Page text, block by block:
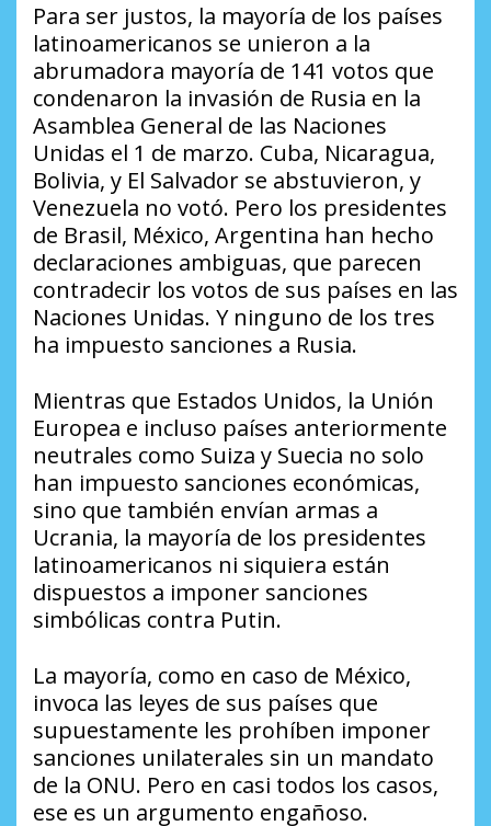
Para ser justos, la mayoría de los países
latinoamericanos se unieron a la
abrumadora mayoría de 141 votos que
condenaron la invasión de Rusia en la
Asamblea General de las Naciones
Unidas el 1 de marzo. Cuba, Nicaragua,
Bolivia, y El Salvador se abstuvieron, y
Venezuela no votó. Pero los presidentes
de Brasil, México, Argentina han hecho
declaraciones ambiguas, que parecen
contradecir los votos de sus países en las
Naciones Unidas. Y ninguno de los tres
ha impuesto sanciones a Rusia.
Mientras que Estados Unidos, la Unión
Europea e incluso países anteriormente
neutrales como Suiza y Suecia no solo
han impuesto sanciones económicas,
sino que también envían armas a
Ucrania, la mayoría de los presidentes
latinoamericanos ni siquiera están
dispuestos a imponer sanciones
simbólicas contra Putin.
La mayoría, como en caso de México,
invoca las leyes de sus países que
supuestamente les prohíben imponer
sanciones unilaterales sin un mandato
de la ONU. Pero en casi todos los casos,
ese es un argumento engañoso.